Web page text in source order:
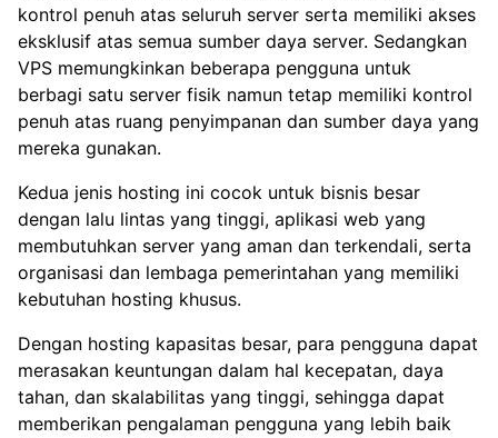
kontrol penuh atas seluruh server serta memiliki akses
eksklusif atas semua sumber daya server. Sedangkan
VPS memungkinkan beberapa pengguna untuk
berbagi satu server fisik namun tetap memiliki kontrol
penuh atas ruang penyimpanan dan sumber daya yang
mereka gunakan.
Kedua jenis hosting ini cocok untuk bisnis besar
dengan lalu lintas yang tinggi, aplikasi web yang
membutuhkan server yang aman dan terkendali, serta
organisasi dan lembaga pemerintahan yang memiliki
kebutuhan hosting khusus.
Dengan hosting kapasitas besar, para pengguna dapat
merasakan keuntungan dalam hal kecepatan, daya
tahan, dan skalabilitas yang tinggi, sehingga dapat
memberikan pengalaman pengguna yang lebih baik